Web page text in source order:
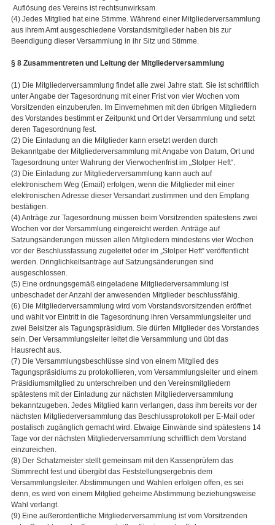
Auflösung des Vereins ist rechtsunwirksam.
(4) Jedes Mitglied hat eine Stimme. Während einer Mitgliederversammlung
aus ihrem Amt ausgeschiedene Vorstandsmitglieder haben bis zur
Beendigung dieser Versammlung in ihr Sitz und Stimme.
§ 8 Zusammentreten und Leitung der Mitgliederversammlung
(1) Die Mitgliederversammlung findet alle zwei Jahre statt. Sie ist schriftlich
unter Angabe der Tagesordnung mit einer Frist von vier Wochen vom
Vorsitzenden einzuberufen. Im Einvernehmen mit den übrigen Mitgliedern
des Vorstandes bestimmt er Zeitpunkt und Ort der Versammlung und setzt
deren Tagesordnung fest.
(2) Die Einladung an die Mitglieder kann ersetzt werden durch
Bekanntgabe der Mitgliederversammlung mit Angabe von Datum, Ort und
Tagesordnung unter Wahrung der Vierwochenfrist im „Stolper Heft“.
(3) Die Einladung zur Mitgliederversammlung kann auch auf
elektronischem Weg (Email) erfolgen, wenn die Mitglieder mit einer
elektronischen Adresse dieser Versandart zustimmen und den Empfang
bestätigen.
(4) Anträge zur Tagesordnung müssen beim Vorsitzenden spätestens zwei
Wochen vor der Versammlung eingereicht werden. Anträge auf
Satzungsänderungen müssen allen Mitgliedern mindestens vier Wochen
vor der Beschlussfassung zugeleitet oder im „Stolper Heft“ veröffentlicht
werden. Dringlichkeitsanträge auf Satzungsänderungen sind
ausgeschlossen.
(5) Eine ordnungsgemäß eingeladene Mitgliederversammlung ist
unbeschadet der Anzahl der anwesenden Mitglieder beschlussfähig.
(6) Die Mitgliederversammlung wird vom Vorstandsvorsitzenden eröffnet
und wählt vor Eintritt in die Tagesordnung ihren Versammlungsleiter und
zwei Beisitzer als Tagungspräsidium. Sie dürfen Mitglieder des Vorstandes
sein. Der Versammlungsleiter leitet die Versammlung und übt das
Hausrecht aus.
(7) Die Versammlungsbeschlüsse sind von einem Mitglied des
Tagungspräsidiums zu protokollieren, vom Versammlungsleiter und einem
Präsidiumsmitglied zu unterschreiben und den Vereinsmitgliedern
spätestens mit der Einladung zur nächsten Mitgliederversammlung
bekanntzugeben. Jedes Mitglied kann verlangen, dass ihm bereits vor der
nächsten Mitgliederversammlung das Beschlussprotokoll per E-Mail oder
postalisch zugänglich gemacht wird. Etwaige Einwände sind spätestens 14
Tage vor der nächsten Mitgliederversammlung schriftlich dem Vorstand
einzureichen.
(8) Der Schatzmeister stellt gemeinsam mit den Kassenprüfern das
Stimmrecht fest und übergibt das Feststellungsergebnis dem
Versammlungsleiter. Abstimmungen und Wahlen erfolgen offen, es sei
denn, es wird von einem Mitglied geheime Abstimmung beziehungsweise
Wahl verlangt.
(9) Eine außerordentliche Mitgliederversammlung ist vom Vorsitzenden